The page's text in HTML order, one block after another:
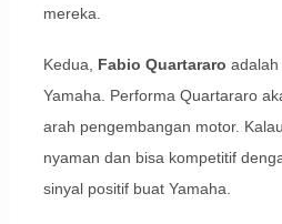
mereka.
Kedua, Fabio Quartararo
Yamaha. Performa Quartararo
arah pengembangan motor.
nyaman dan bisa kompetitif
sinyal positif buat Yamaha.